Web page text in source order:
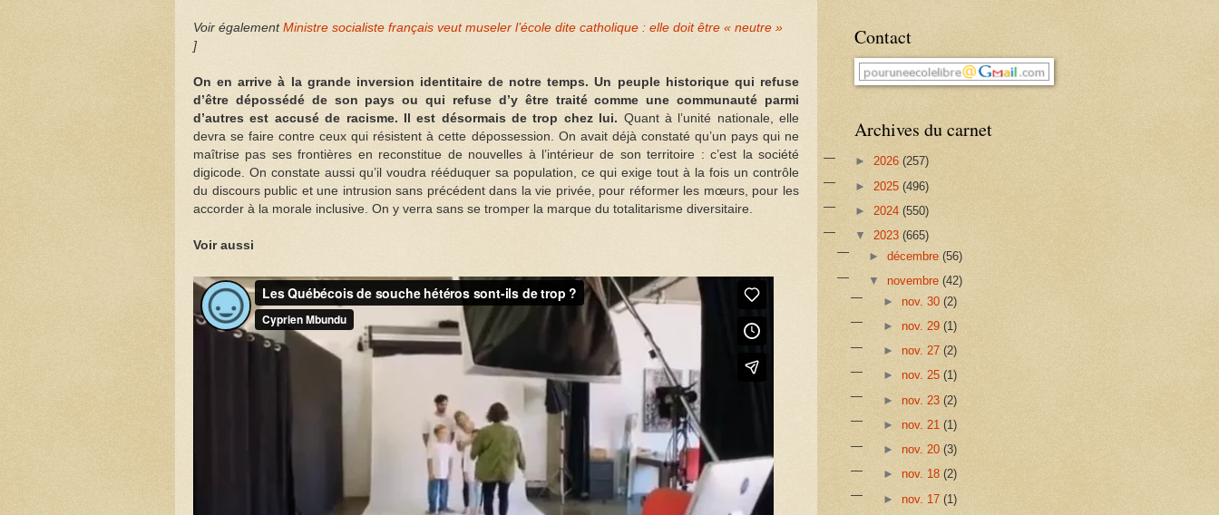
Voir également Ministre socialiste français veut museler l’école dite catholique : elle doit être « neutre »
]
On en arrive à la grande inversion identitaire de notre temps. Un peuple historique qui refuse
d’être dépossédé de son pays ou qui refuse d’y être traité comme une communauté parmi
d’autres est accusé de racisme. Il est désormais de trop chez lui. Quant à l’unité nationale, elle
devra se faire contre ceux qui résistent à cette dépossession. On avait déjà constaté qu’un pays qui ne
maîtrise pas ses frontières en reconstitue de nouvelles à l’intérieur de son territoire : c’est la société
digicode. On constate aussi qu’il voudra rééduquer sa population, ce qui exige tout à la fois un contrôle
du discours public et une intrusion sans précédent dans la vie privée, pour réformer les mœurs, pour les
accorder à la morale inclusive. On y verra sans se tromper la marque du totalitarisme diversitaire.
Voir aussi
Contact
Archives du carnet
► 2026 (257)
► 2025 (496)
► 2024 (550)
▼ 2023 (665)
►décembre(56)
▼novembre(42)
► nov. 30 (2)
► nov. 29 (1)
► nov. 27 (2)
► nov. 25 (1)
► nov. 23 (2)
► nov. 21 (1)
► nov. 20 (3)
► nov. 18 (2)
► nov. 17 (1)